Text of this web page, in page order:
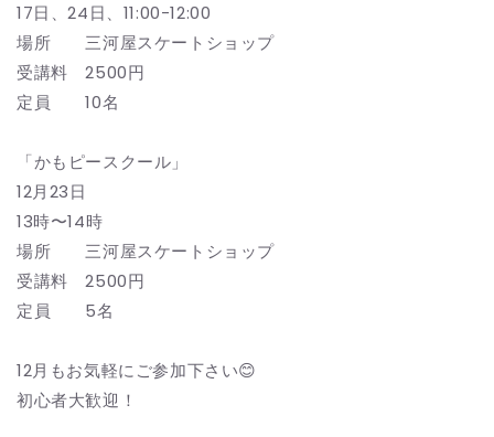
17日、24日、11:00-12:00
場所 三河屋スケートショップ
受講料 2500円
定員 10名
「かもピースクール」
12月23日
13時〜14時
場所 三河屋スケートショップ
受講料 2500円
定員 5名
12月もお気軽にご参加下さい😊
初心者大歓迎！